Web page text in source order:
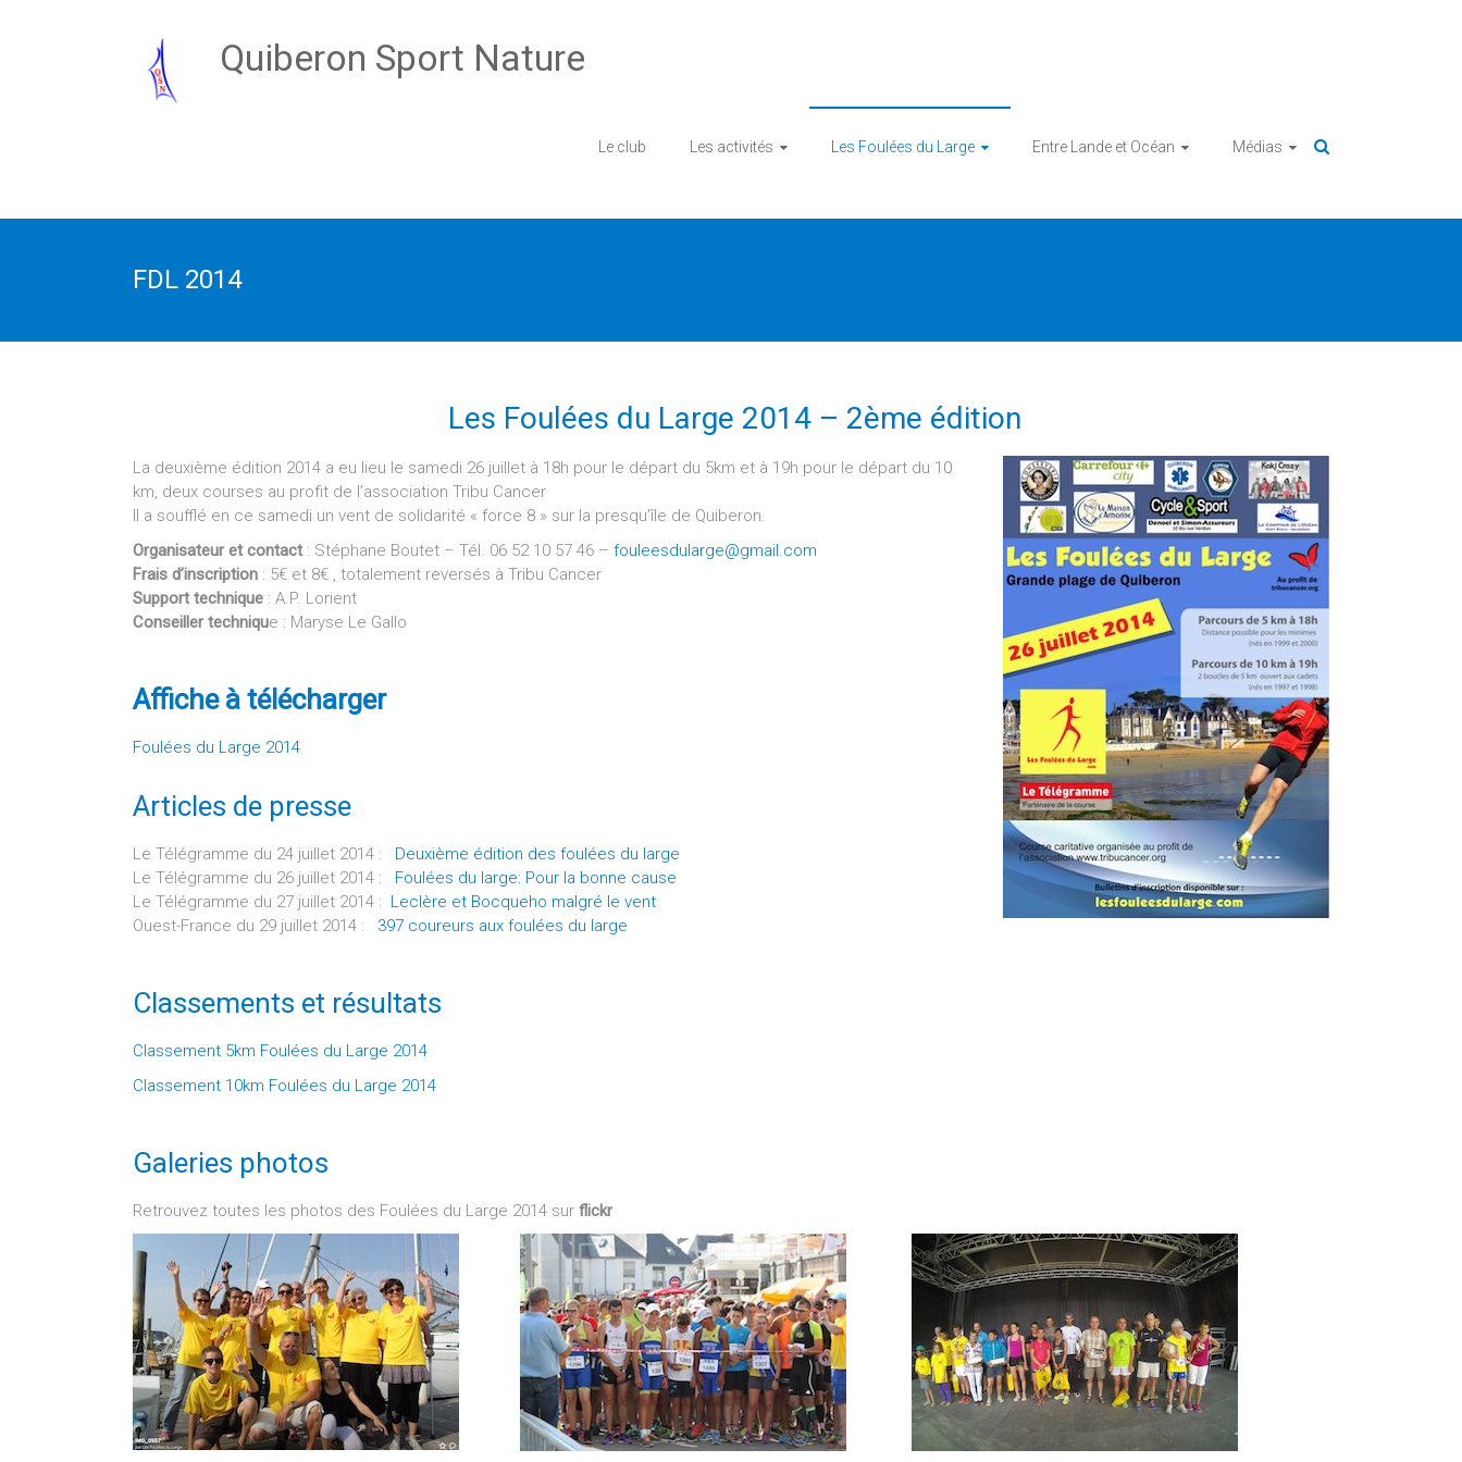
Quiberon Sport Nature
Le club Les activités Les Foulées du Large Entre Lande et Océan Médias
FDL 2014
Les Foulées du Large 2014 – 2ème édition
La deuxième édition 2014 a eu lieu le samedi 26 juillet à 18h pour le départ du 5km et à 19h pour le départ du 10
km, deux courses au profit de l’association Tribu Cancer
Il a soufflé en ce samedi un vent de solidarité « force 8 » sur la presqu’île de Quiberon.
Organisateur et contact : Stéphane Boutet – Tél. 06 52 10 57 46 – fouleesdularge@gmail.com
Frais d’inscription : 5€ et 8€ , totalement reversés à Tribu Cancer
Support technique : A.P. Lorient
Conseiller technique : Maryse Le Gallo
Affiche à télécharger
Foulées du Large 2014
Articles de presse
Le Télégramme du 24 juillet 2014 : Deuxième édition des foulées du large
Le Télégramme du 26 juillet 2014 : Foulées du large: Pour la bonne cause
Le Télégramme du 27 juillet 2014 : Leclère et Bocqueho malgré le vent
Ouest-France du 29 juillet 2014 : 397 coureurs aux foulées du large
Classements et résultats
Classement 5km Foulées du Large 2014
Classement 10km Foulées du Large 2014
Galeries photos
Retrouvez toutes les photos des Foulées du Large 2014 sur flickr